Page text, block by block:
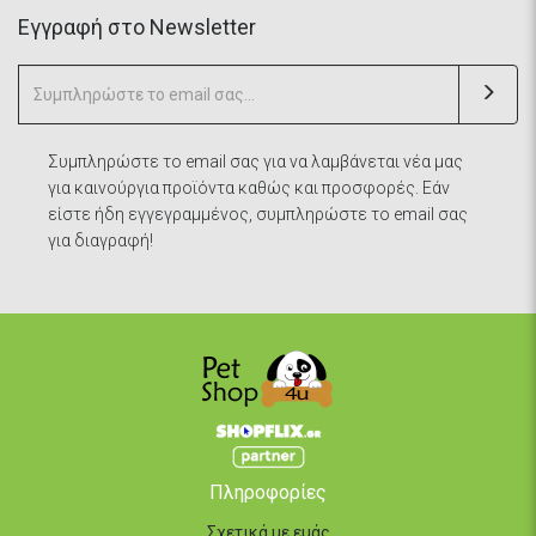
Eγγραφή στο Newsletter
Συμπληρώστε το email σας για να λαμβάνεται νέα μας
για καινούργια προϊόντα καθώς και προσφορές. Εάν
είστε ήδη εγγεγραμμένος, συμπληρώστε το email σας
για διαγραφή!
Πληροφορίες
Σχετικά με εμάς